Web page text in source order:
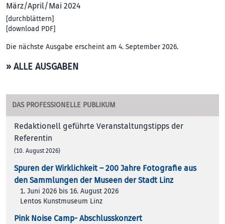
März/April/Mai 2024
[durchblättern]
[download PDF]
Die nächste Ausgabe erscheint am 4. September 2026.
» ALLE AUSGABEN
DAS PROFESSIONELLE PUBLIKUM
Redaktionell geführte Veranstaltungstipps der
Referentin
(10. August 2026)
Spuren der Wirklichkeit – 200 Jah­re Foto­gra­fie aus
den Samm­lun­gen der Muse­en der Stadt Linz
1. Juni 2026 bis 16. August 2026
Lentos Kunstmuseum Linz
Pink Noise Camp- Abschlusskonzert